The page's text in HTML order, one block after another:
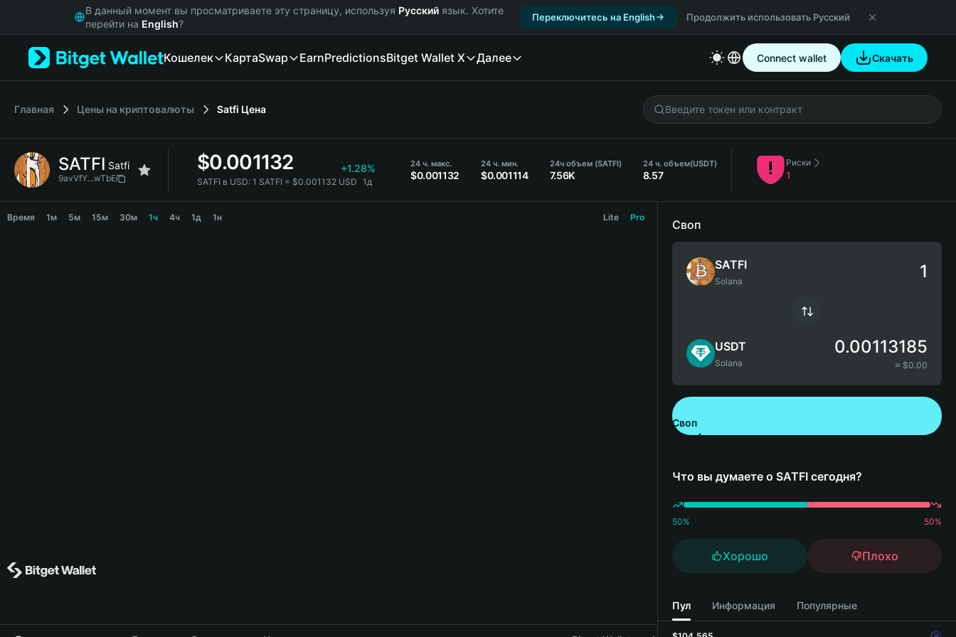
Русский
Italiano
简体中文
繁體中文
Bahasa Indonesia
В данный момент вы просматриваете эту страницу, используя Русский язык. Хотите
перейти на English?
Переключитесь на English Продолжить использовать Русский
Кошелек КартаSwap EarnPredictionsBitget Wallet X Далее Connect wallet Скачать
Главная Цены на криптовалюты Satfi Цена
SATFI Satfi
9avVfY...wTbE
$0.001132 +1.28%
SATFI в USD: 1 SATFI = $0.001132 USD 1д
24 ч. макс.
$0.001132
24 ч. мин.
$0.001114
24ч объем (SATFI)
7.56K
24 ч. объем(USDT)
8.57
Риски
1
Время 1м 5м 15м 30м 1ч 4ч 1д 1н Lite Pro
Своп
SATFI
Solana
USDT
Solana
0.00113185
≈ $0.00
Своп
Что вы думаете о SATFI сегодня?
50% 50%
Хорошо Плохо
Пул Информация Популярные